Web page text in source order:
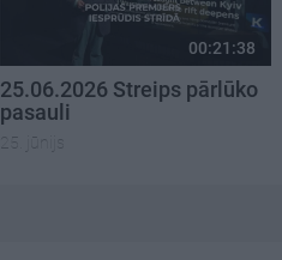
00:21:38
25.06.2026 Streips pārlūko
pasauli
25. jūnijs